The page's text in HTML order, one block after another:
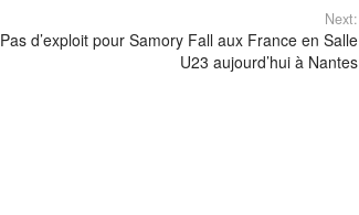
Next:
Pas d’exploit pour Samory Fall aux France en Salle
U23 aujourd’hui à Nantes